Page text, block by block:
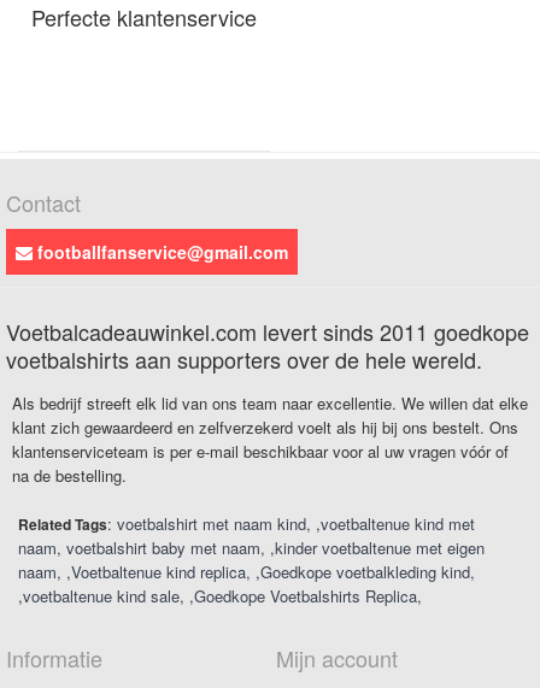
Perfecte klantenservice
Contact
footballfanservice@gmail.com
Voetbalcadeauwinkel.com levert sinds 2011 goedkope
voetbalshirts aan supporters over de hele wereld.
Als bedrijf streeft elk lid van ons team naar excellentie. We willen dat elke
klant zich gewaardeerd en zelfverzekerd voelt als hij bij ons bestelt. Ons
klantenserviceteam is per e-mail beschikbaar voor al uw vragen vóór of
na de bestelling.
Related Tags: voetbalshirt met naam kind ,voetbaltenue kind met
naam voetbalshirt baby met naam ,kinder voetbaltenue met eigen
naam ,Voetbaltenue kind replica ,Goedkope voetbalkleding kind
,voetbaltenue kind sale ,Goedkope Voetbalshirts Replica
Informatie Mijn account